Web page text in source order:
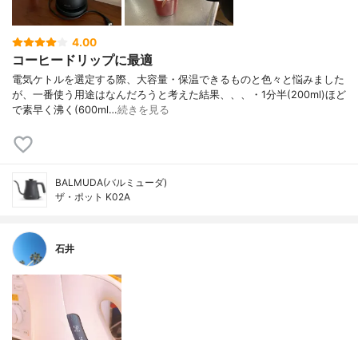
4.00
コーヒードリップに最適
電気ケトルを選定する際、大容量・保温できるものと色々と悩みました
が、一番使う用途はなんだろうと考えた結果、、、・1分半(200ml)ほど
で素早く沸く(600ml…続きを見る
BALMUDA(バルミューダ)
ザ・ポット K02A
石井